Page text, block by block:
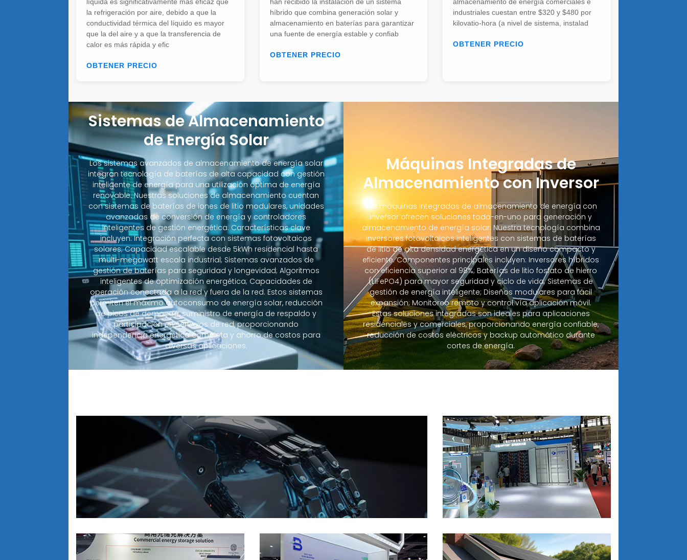
líquida es significativamente más eficaz que
la refrigeración por aire, debido a que la
conductividad térmica del líquido es mayor
que la del aire y a que la transferencia de
calor es más rápida y efic
OBTENER PRECIO
han recibido la instalación de un sistema
híbrido que combina generación solar y
almacenamiento en baterías para garantizar
una fuente de energía estable y confiab
OBTENER PRECIO
almacenamiento de energía comerciales e
industriales cuestan entre $320 y $480 por
kilovatio-hora (a nivel de sistema, instalad
OBTENER PRECIO
Sistemas de Almacenamiento
de Energía Solar
Los sistemas avanzados de almacenamiento de energía solar
integran tecnología de baterías de alta capacidad con gestión
inteligente de energía para una utilización óptima de energía
renovable. Nuestras soluciones de almacenamiento cuentan
con sistemas de baterías de iones de litio modulares, unidades
avanzadas de conversión de energía y controladores
inteligentes de gestión energética. Características clave
incluyen: Integración perfecta con sistemas fotovoltaicos
solares; Capacidad escalable desde 5kWh residencial hasta
multi-megawatt escala industrial; Sistemas avanzados de
gestión de baterías para seguridad y longevidad; Algoritmos
inteligentes de optimización energética; Capacidades de
operación conectada a la red y fuera de la red. Estos sistemas
permiten el máximo autoconsumo de energía solar, reducción
de picos de demanda, suministro de energía de respaldo y
participación en servicios de red, proporcionando
independencia energética completa y ahorro de costos para
diversas aplicaciones.
Máquinas Integradas de
Almacenamiento con Inversor
Las máquinas integradas de almacenamiento de energía con
inversor ofrecen soluciones todo-en-uno para generación y
almacenamiento de energía solar. Nuestra tecnología combina
inversores fotovoltaicos inteligentes con sistemas de baterías
de litio de alta densidad energética en un diseño compacto y
eficiente. Componentes principales incluyen: Inversores híbridos
con eficiencia superior al 98%; Baterías de litio fosfato de hierro
(LiFePO4) para mayor seguridad y ciclo de vida; Sistemas de
gestión de energía inteligente; Diseños modulares para fácil
expansión; Monitoreo remoto y control vía aplicación móvil.
Estas soluciones integradas son ideales para aplicaciones
residenciales y comerciales, proporcionando energía confiable,
reducción de costos eléctricos y backup automático durante
cortes de energía.